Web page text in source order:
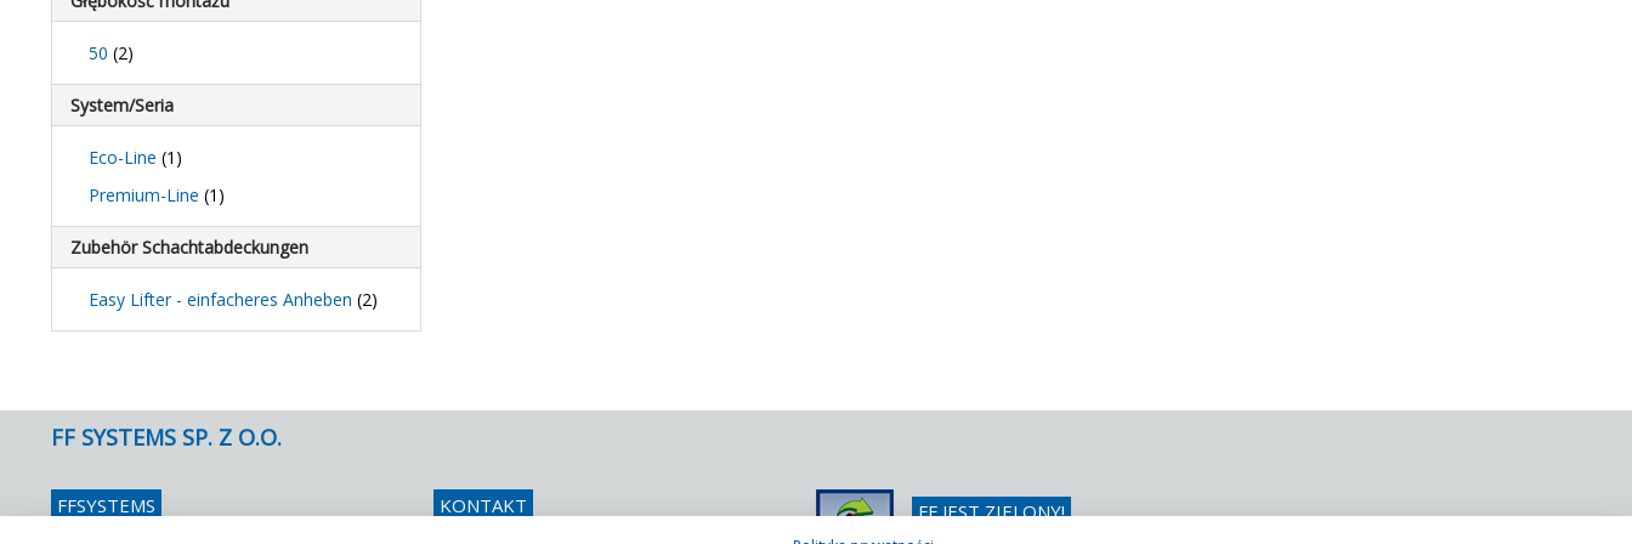
50 (2)
System/Seria
Eco-Line (1)
Premium-Line (1)
Zubehör Schachtabdeckungen
Easy Lifter - einfacheres Anheben (2)
FF SYSTEMS SP. Z O.O.
FFSYSTEMS KONTAKT FF JEST ZIELONY!